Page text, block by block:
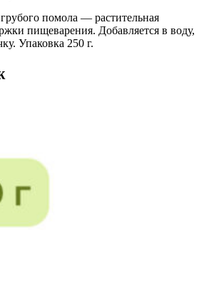
помола — растительная
пищеварения. Добавляется в воду,
Упаковка 250 г.